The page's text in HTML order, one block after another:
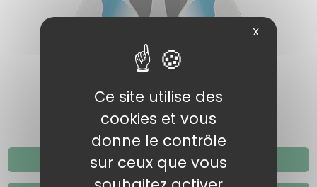
06.14.86.04.15
X
Ce site utilise des
cookies et vous
donne le contrôle
sur ceux que vous